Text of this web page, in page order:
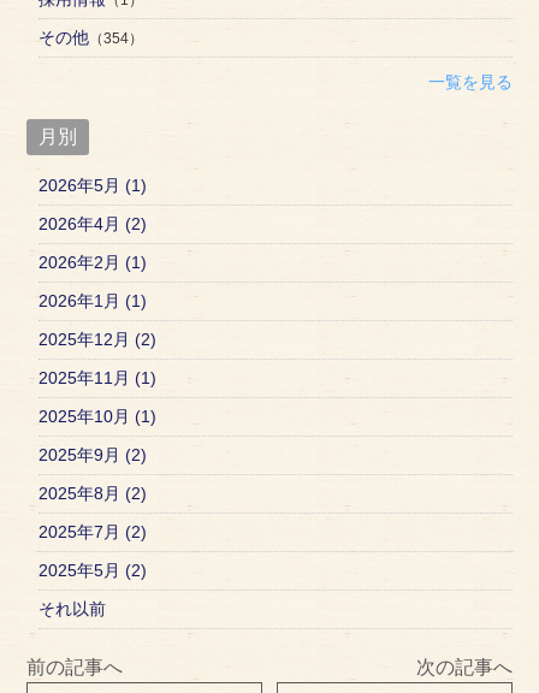
その他 （354）
一覧を見る
月別
2026年5月 (1)
2026年4月 (2)
2026年2月 (1)
2026年1月 (1)
2025年12月 (2)
2025年11月 (1)
2025年10月 (1)
2025年9月 (2)
2025年8月 (2)
2025年7月 (2)
2025年5月 (2)
それ以前
前の記事へ
次の記事へ